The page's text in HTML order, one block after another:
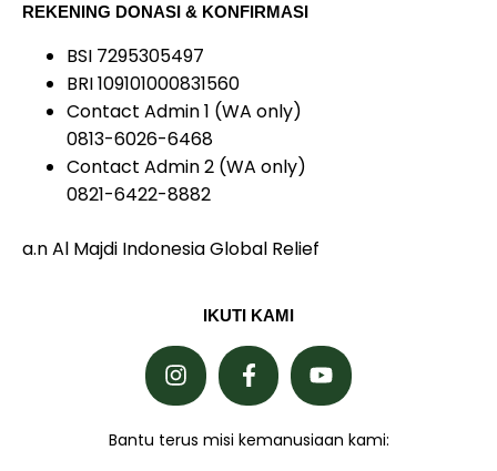
REKENING DONASI & KONFIRMASI
BSI 7295305497
BRI 109101000831560
Contact Admin 1 (WA only)
0813-6026-6468
Contact Admin 2 (WA only)
0821-6422-8882
a.n Al Majdi Indonesia Global Relief
IKUTI KAMI
Bantu terus misi kemanusiaan kami: